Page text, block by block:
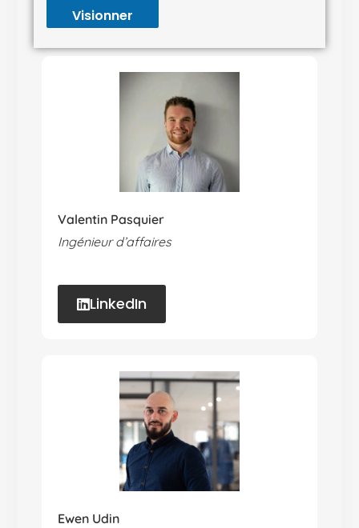
Visionner
Valentin Pasquier
Ingénieur d’affaires
LinkedIn
Ewen Udin